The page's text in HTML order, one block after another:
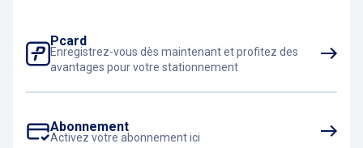
Pcard
Enregistrez-vous dès maintenant et profitez des
avantages pour votre stationnement
Abonnement
Activez votre abonnement ici